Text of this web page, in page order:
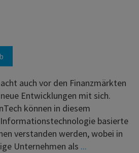
auch vor den Finanzmärkten
Entwicklungen mit sich.
können in diesem
basierte
verstanden werden, wobei in
Unternehmen als ...